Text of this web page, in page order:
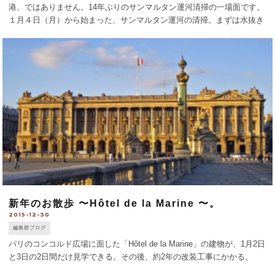
港、ではありません。14年ぶりのサンマルタン運河清掃の一場面です。
１月４日（月）から始まった、サンマルタン運河の清掃。まずは水抜き
水を減らし、水深を浅 [...]
新年のお散歩 〜Hôtel de la Marine 〜。
2015-12-30
編集部ブログ
パリのコンコルド広場に面した「Hôtel de la Marine」の建物が、1月2日
と3日の2日間だけ見学できる。その後、約2年の改装工事にかかる。